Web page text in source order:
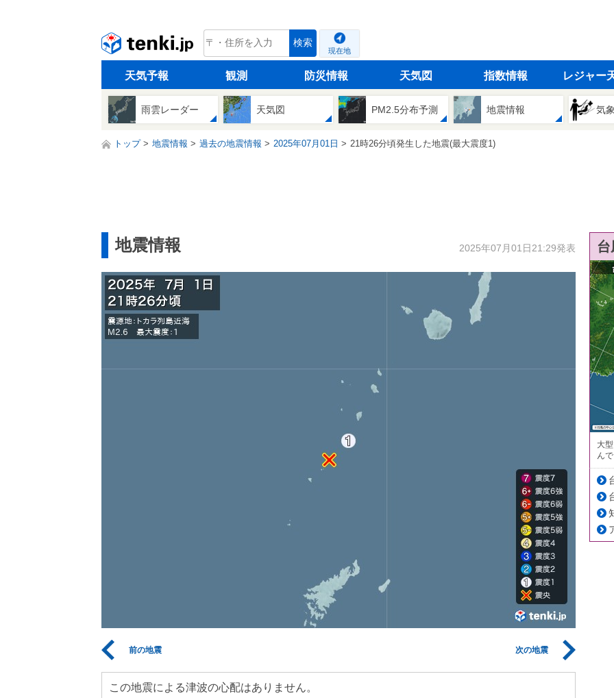
tenki.jp 検索
現在地
天気予報 観測 防災情報 天気図 指数情報 レジャー
雨雲レーダー 天気図 PM2.5分布予測 地震情報 気
トップ 地震情報 過去の地震情報 2025年07月01日 21時26分頃発生した地震(最大震度1)
地震情報 2025年07月01日21:29発表
前の地震 次の地震
この地震による津波の心配はありません。
大
ん